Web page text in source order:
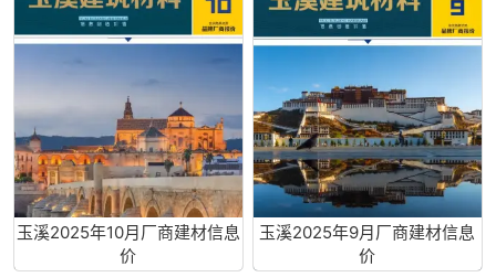
玉溪2025年10月厂商建材信息
价
玉溪2025年9月厂商建材信息
价